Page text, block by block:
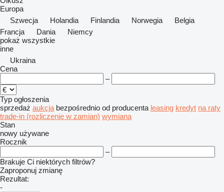
Europa
Szwecja
Holandia Finlandia Norwegia
Belgia
Francja
Dania
Niemcy
pokaż wszystkie
inne
Ukraina
Cena
–
Typ ogłoszenia
sprzedaż aukcja bezpośrednio od producenta leasing kredyt na raty
trade-in (rozliczenie w zamian) wymiana
Stan
nowy używane
Rocznik
–
Brakuje Ci niektórych filtrów?
Zaproponuj zmianę
Rezultat:
-